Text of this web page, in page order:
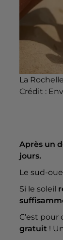
La
Crédit :
Après un
jours.
Le sud-
Si le soleil
C’est pour
gratuit !